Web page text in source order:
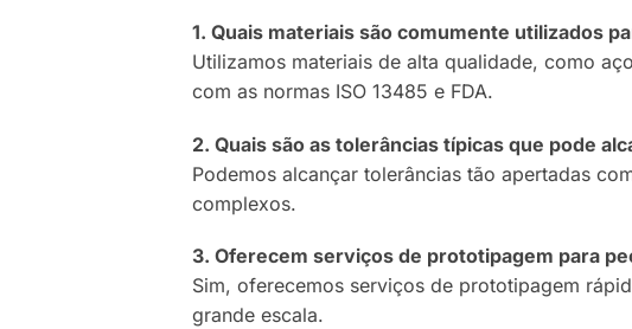
1. Quais materiais são comumente utilizados
Utilizamos materiais de alta qualidade, como
com as normas ISO 13485 e FDA.
2. Quais são as tolerâncias típicas que pode
Podemos alcançar tolerâncias tão apertadas
complexos.
3. Oferecem serviços de prototipagem para
Sim, oferecemos serviços de prototipagem
grande escala.